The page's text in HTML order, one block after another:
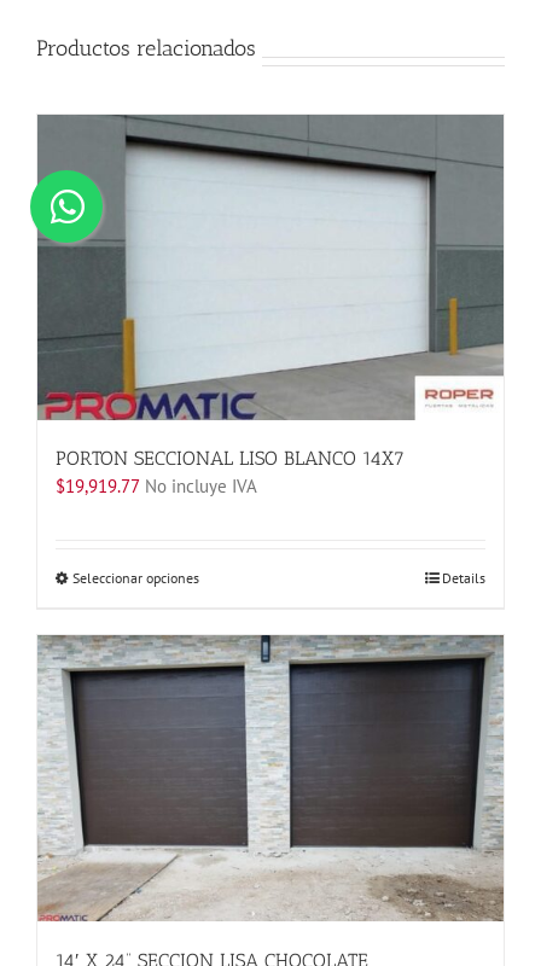
Productos relacionados
PORTON SECCIONAL LISO BLANCO 14X7
$19,919.77 No incluye IVA
Seleccionar opcionesEste
tiene
múltiples
variantes.
opciones
pueden
en
la
página
de
producto
Details
14′ X 24” SECCION LISA CHOCOLATE